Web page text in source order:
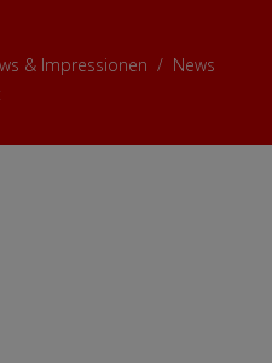
& Impressionen
News